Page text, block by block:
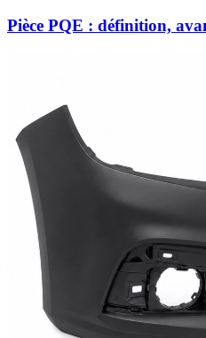
Pièce PQE : définition,